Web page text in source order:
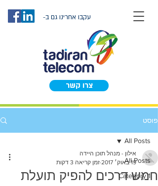
עקבו אחרינו גם ב-
צרו קשר
פוסט
All Posts
Category 1
All Posts
חמש דרכים להפיק תועלת
אילון - מנהל תוכן היידה
19 באוק׳ 2017
זמן קריאה 3 דקות